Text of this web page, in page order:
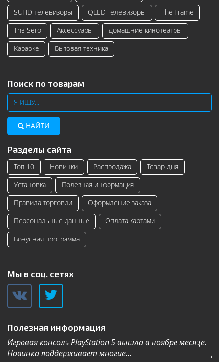
SUHD телевизоры
QLED телевизоры
The Frame
The Sero
Аксессуары
Домашние кинотеатры
Караоке
Бытовая техника
Поиск по товарам
НАЙТИ
Разделы сайта
Топ 10 Новинки Распродажа
Товар дня
Установка
Полезная информация
Правила торговли
Оформление заказа
Персональные данные
Оплата картами
Бонусная программа
Мы в соц. сетях
Полезная информация
Игровая консоль PlayStation 5 вышла в ноябре месяце.
Новинка поддерживает многие...